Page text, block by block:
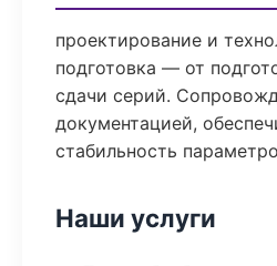
проектирование и
подготовка — от
сдачи серий.
документацией,
стабильность
Наши услуги